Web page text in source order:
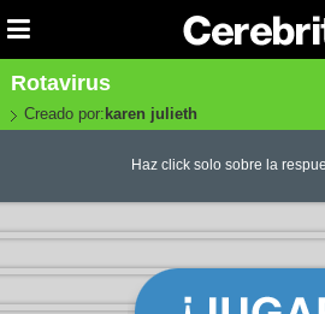
Rotavirus
Creado por: karen julieth
Haz click solo sobre la